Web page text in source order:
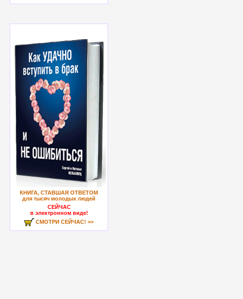
КНИГА, СТАВШАЯ ОТВЕТОМ
для тысяч молодых людей
СЕЙЧАС
в электронном виде!
СМОТРИ СЕЙЧАС! >>